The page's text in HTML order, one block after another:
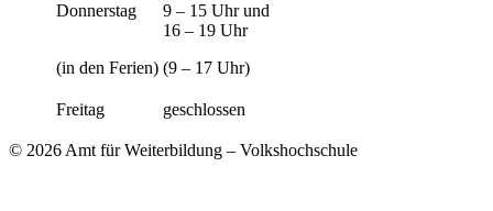
Donnerstag
(in den Ferien)
9 – 15 Uhr und
16 – 19 Uhr
(9 – 17 Uhr)
Freitag geschlossen
© 2026 Amt für Weiterbildung – Volkshochschule